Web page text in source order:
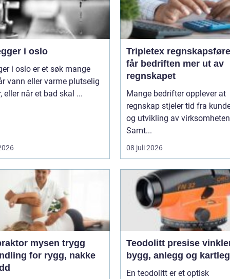
i oslo
i oslo er et søk mange
vann eller varme plutselig
eller når et bad skal ...
Tripletex regnskapsfører
får bedriften mer ut av
regnskapet
Mange bedrifter opplever at
regnskap stjeler tid fra
og utvikling av
Samt...
08 juli 2026
mysen trygg
for rygg, nakke
Teodolitt presise vinkler for
bygg, anlegg og
En teodolitt er et optisk